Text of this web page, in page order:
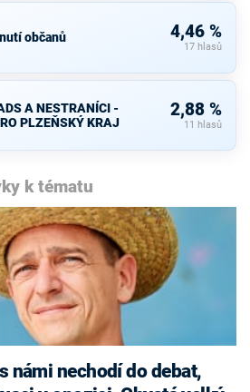
občanů 4,46 %
17 hlasů
A NESTRANÍCI -
PLZEŇSKÝ KRAJ
2,88 %
11 hlasů
k tématu
námi nechodí do debat,